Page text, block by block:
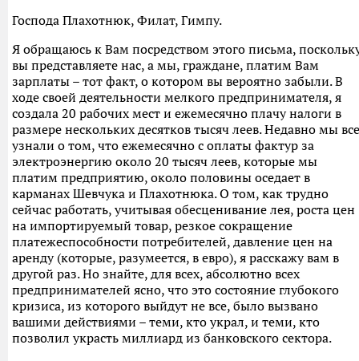
Господа Плахотнюк, Филат, Гимпу.
Я обращаюсь к Вам посредством этого письма,
вы представляете нас, а мы, граждане, платим Вам
зарплаты – тот факт, о котором вы вероятно забыли. В
ходе своей деятельности мелкого предпринимателя, я
создала 20 рабочих мест и ежемесячно плачу налоги в
размере нескольких десятков тысяч леев. Недавно мы все
узнали о том, что ежемесячно с оплаты фактур за
электроэнергию около 20 тысяч леев, которые мы
платим предприятию, около половины оседает в
карманах Шевчука и Плахотнюка. О том, как трудно
сейчас работать, учитывая обесценивание лея, роста цен
на импортируемый товар, резкое сокращение
платежеспособности потребителей, давление цен на
аренду (которые, разумеется, в евро), я расскажу вам в
другой раз. Но знайте, для всех, абсолютно всех
предпринимателей ясно, что это состояние глубокого
кризиса, из которого выйдут не все, было вызвано
вашими действиями – теми, кто украл, и теми, кто
позволил украсть миллиард из банковского сектора.